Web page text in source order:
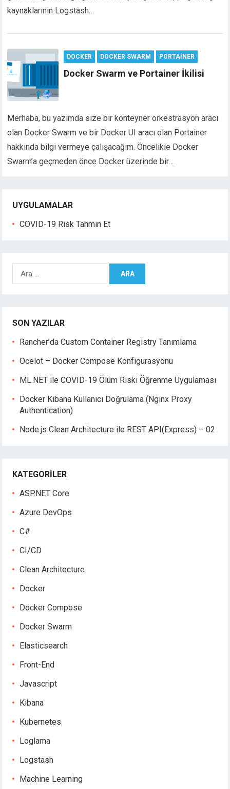
kaynaklarının Logstash…
DOCKER DOCKER SWARM PORTAINER
Docker Swarm ve Portainer İkilisi
Merhaba, bu yazımda size bir konteyner orkestrasyon aracı
olan Docker Swarm ve bir Docker UI aracı olan Portainer
hakkında bilgi vermeye çalışacağım. Öncelikle Docker
Swarm’a geçmeden önce Docker üzerinde bir…
UYGULAMALAR
COVID-19 Risk Tahmin Et
:SON YAZILAR
Rancher’da Custom Container Registry Tanımlama
Ocelot – Docker Compose Konfigürasyonu
ML.NET ile COVID-19 Ölüm Riski Öğrenme Uygulaması
Docker Kibana Kullanıcı Doğrulama (Nginx Proxy
Authentication)
Node.js Clean Architecture ile REST API(Express) – 02
KATEGORILER
ASP.NET Core
Azure DevOps
C#
CI/CD
Clean Architecture
Docker
Docker Compose
Docker Swarm
Elasticsearch
Front-End
Javascript
Kibana
Kubernetes
Loglama
Logstash
Machine Learning